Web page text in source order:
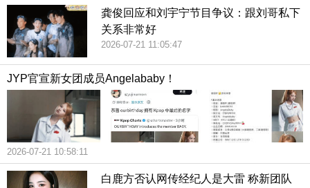
龚俊回应和刘宇宁节目争议：跟刘哥私下
关系非常好
2026-07-21 11:05:47
JYP官宣新女团成员Angelababy！
2026-07-21 10:58:11
白鹿方否认网传经纪人是大雷 称新团队